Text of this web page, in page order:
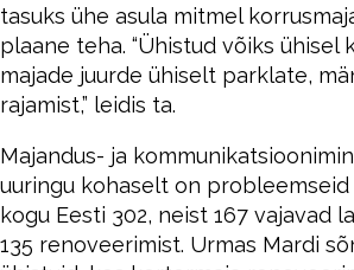
tasuks ühe asula mitmel
plaane teha. “Ühistud võiks ühisel
majade juurde ühiselt parklate,
rajamist,” leidis ta.
Majandus- ja
uuringu kohaselt on
kogu Eesti 302, neist 167 vajavad
135 renoveerimist. Urmas Mardi